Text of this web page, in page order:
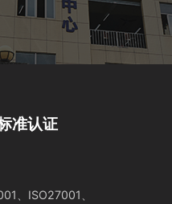
准认证
、ISO27001、